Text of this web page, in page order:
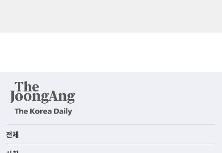
전체